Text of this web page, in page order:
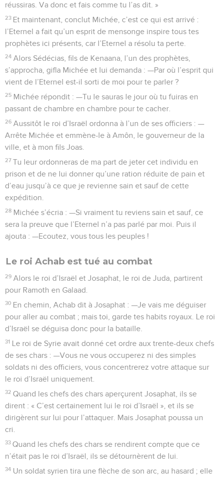
réussiras. Va donc et fais comme tu l’as dit. »
23 Et maintenant, conclut Michée, c’est ce qui est arrivé :
l’Eternel a fait qu’un esprit de mensonge inspire tous tes
prophètes ici présents, car l’Eternel a résolu ta perte.
24 Alors Sédécias, fils de Kenaana, l’un des prophètes,
s’approcha, gifla Michée et lui demanda : —Par où l’esprit qui
vient de l’Eternel est-il sorti de moi pour te parler ?
25 Michée répondit : —Tu le sauras le jour où tu fuiras en
passant de chambre en chambre pour te cacher.
26 Aussitôt le roi d’Israël ordonna à l’un de ses officiers : —
Arrête Michée et emmène-le à Amôn, le gouverneur de la
ville, et à mon fils Joas.
27 Tu leur ordonneras de ma part de jeter cet individu en
prison et de ne lui donner qu’une ration réduite de pain et
d’eau jusqu’à ce que je revienne sain et sauf de cette
expédition.
28 Michée s’écria : —Si vraiment tu reviens sain et sauf, ce
sera la preuve que l’Eternel n’a pas parlé par moi. Puis il
ajouta : —Ecoutez, vous tous les peuples !
Le roi Achab est tué au combat
29 Alors le roi d’Israël et Josaphat, le roi de Juda, partirent
pour Ramoth en Galaad.
30 En chemin, Achab dit à Josaphat : —Je vais me déguiser
pour aller au combat ; mais toi, garde tes habits royaux. Le roi
d’Israël se déguisa donc pour la bataille.
31 Le roi de Syrie avait donné cet ordre aux trente-deux chefs
de ses chars : —Vous ne vous occuperez ni des simples
soldats ni des officiers, vous concentrerez votre attaque sur
le roi d’Israël uniquement.
32 Quand les chefs des chars aperçurent Josaphat, ils se
dirent : « C’est certainement lui le roi d’Israël », et ils se
dirigèrent sur lui pour l’attaquer. Mais Josaphat poussa un
cri.
33 Quand les chefs des chars se rendirent compte que ce
n’était pas le roi d’Israël, ils se détournèrent de lui.
34 Un soldat syrien tira une flèche de son arc, au hasard ; elle